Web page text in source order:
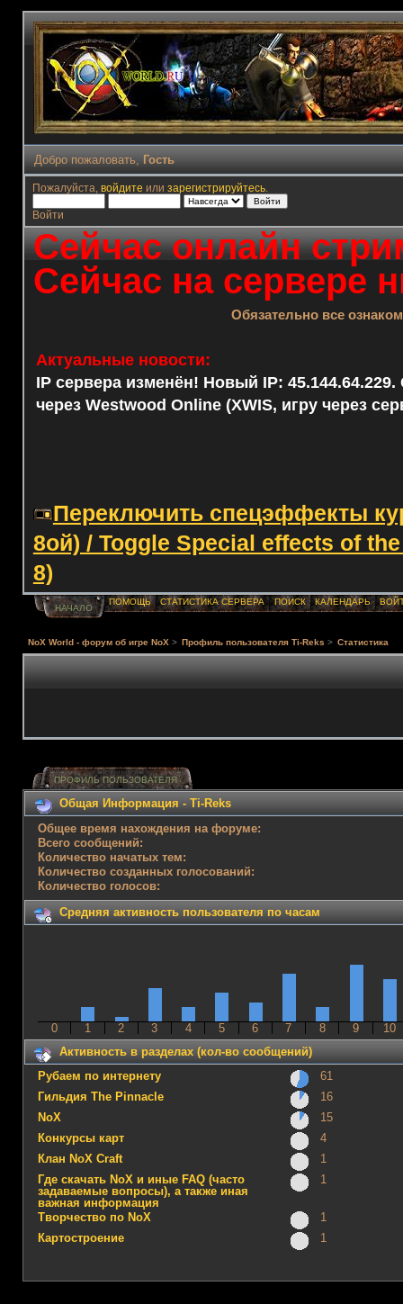
Добро пожаловать, Гость
Пожалуйста, войдите или зарегистрируйтесь.
Войти
Сейчас онлайн
Сейчас на сервере
Обязательно все
Актуальные новости:
IP сервера изменён! Новый IP: 45.144.64.229.
через Westwood Online (XWIS, игру через
Переключить спецэффекты
8ой) / Toggle Special effects of
8)
НАЧАЛО
ПОМОЩЬ СТАТИСТИКА СЕРВЕРА ПОИСК КАЛЕНДАРЬ
NoX World - форум об игре NoX > Профиль пользователя Ti-Reks > Статистика
ПРОФИЛЬ ПОЛЬЗОВАТЕЛЯ
Общая Информация - Ti-Reks
Общее время нахождения на форуме:
Всего сообщений:
Количество начатых тем:
Количество созданных голосований:
Количество голосов:
Средняя активность пользователя по часам
0 1 2 3 4 5 6 7 8 9
10
Активность в разделах (кол-во сообщений)
Рубаем по интернету
61
Гильдия The Pinnacle
16
NoX
15
Конкурсы карт
4
Клан NoX Craft
1
Где скачать NoX и иные FAQ (часто
задаваемые вопросы), а также иная
важная информация
1
Творчество по NoX
1
Картостроение
1